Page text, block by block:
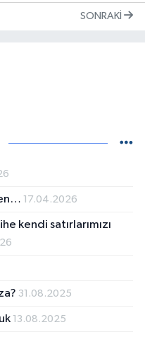
SONRAKI
17.04.2026
kendi satırlarımızı
31.08.2025
13.08.2025